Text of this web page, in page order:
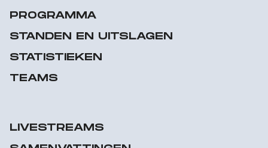
PROGRAMMA
STANDEN EN UITSLAGEN
STATISTIEKEN
TEAMS
LIVESTREAMS